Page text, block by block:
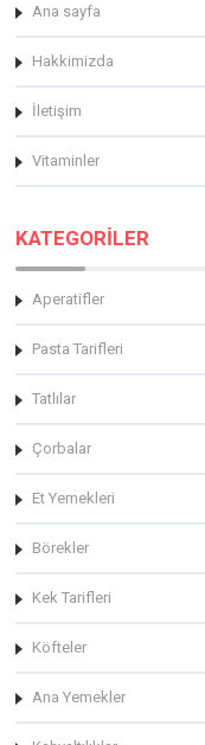
Ana sayfa
Hakkimizda
İletişim
Vitaminler
KATEGORİLER
Aperatifler
Pasta Tarifleri
Tatlılar
Çorbalar
Et Yemekleri
Börekler
Kek Tarifleri
Köfteler
Ana Yemekler